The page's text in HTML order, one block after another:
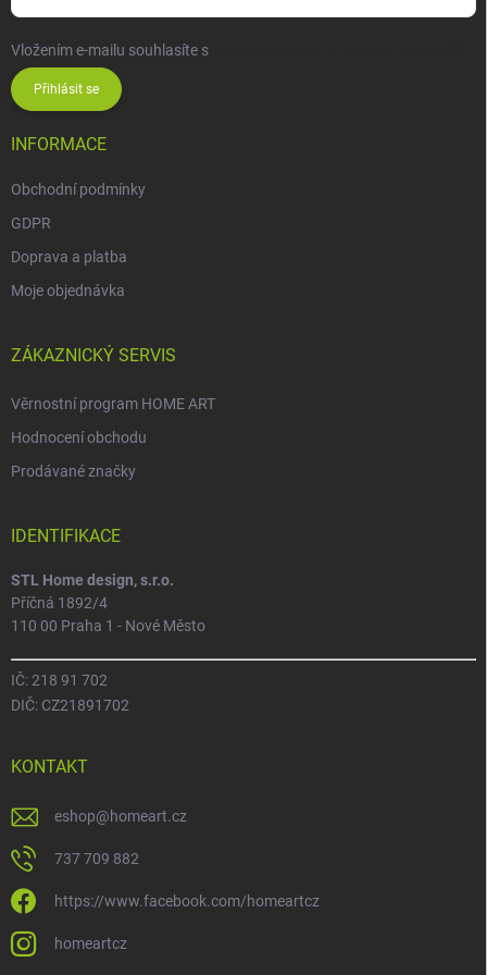
Vložením e-mailu souhlasíte s
Přihlásit se
INFORMACE
Obchodní podmínky
GDPR
Doprava a platba
Moje objednávka
ZÁKAZNICKÝ SERVIS
Věrnostní program HOME ART
Hodnocení obchodu
Prodávané značky
IDENTIFIKACE
STL Home design, s.r.o.
Příčná 1892/4
110 00 Praha 1 - Nové Město
IČ: 218 91 702
DIČ: CZ21891702
KONTAKT
eshop@homeart.cz
737 709 882
https://www.facebook.com/homeartcz
homeartcz